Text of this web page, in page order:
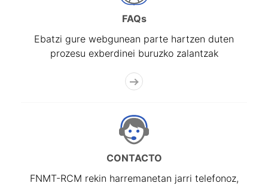
FAQs
Ebatzi gure webgunean parte hartzen duten
prozesu exberdinei buruzko zalantzak
CONTACTO
FNMT-RCM rekin harremanetan jarri telefonoz,